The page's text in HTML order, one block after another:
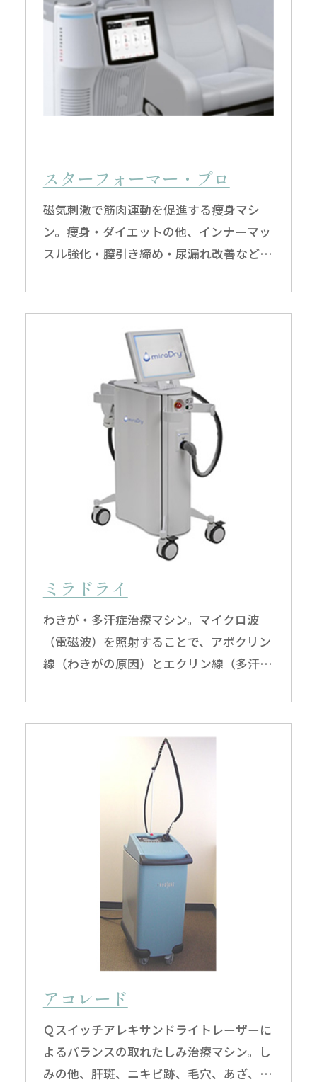
スターフォーマー・プロ
磁気刺激で筋肉運動を促進する痩身マシ
ン。痩身・ダイエットの他、インナーマッ
スル強化・膣引き締め・尿漏れ改善などに
ミラドライ
わきが・多汗症治療マシン。マイクロ波
（電磁波）を照射することで、アポクリン
線（わきがの原因）とエクリン線（多汗症
アコレード
Ｑスイッチアレキサンドライトレーザーに
よるバランスの取れたしみ治療マシン。し
みの他、肝斑、ニキビ跡、毛穴、あざ、色
無料 電話 LINE Web